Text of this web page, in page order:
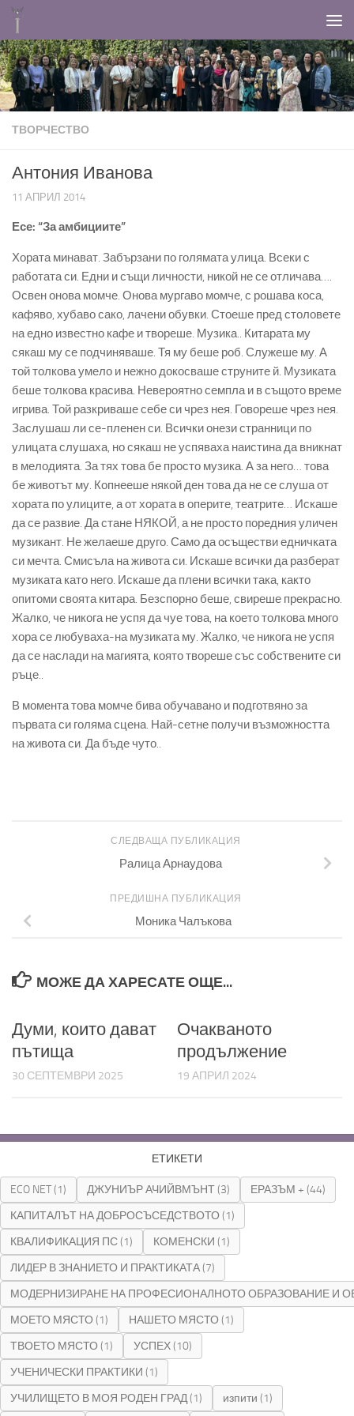
ТВОРЧЕСТВО
Антония Иванова
11 АПРИЛ 2014
Есе: “За амбициите”
Хората минават. Забързани по голямата улица. Всеки с
работата си. Едни и същи личности, никой не се отличава….
Освен онова момче. Онова мургаво момче, с рошава коса,
кафяво, хубаво сако, лачени обувки. Стоеше пред столовете
на едно известно кафе и твореше. Музика.. Китарата му
сякаш му се подчиняваше. Тя му беше роб. Служеше му. А
той толкова умело и нежно докосваше струните й. Музиката
беше толкова красива. Невероятно семпла и в същото време
игрива. Той разкриваше себе си чрез нея. Говореше чрез нея.
Заслушаш ли се-пленен си. Всички онези странници по
улицата слушаха, но сякаш не успяваха наистина да вникнат
в мелодията. За тях това бе просто музика. А за него… това
бе животът му. Копнееше някой ден това да не се слуша от
хората по улиците, а от хората в оперите, театрите… Искаше
да се развие. Да стане НЯКОЙ, а не просто поредния уличен
музикант. Не желаеше друго. Само да осъществи едничката
си мечта. Смисъла на живота си. Искаше всички да разберат
музиката като него. Искаше да плени всички така, както
опитоми своята китара. Безспорно беше, свиреше прекрасно.
Жалко, че никога не успя да чуе това, на което толкова много
хора се любуваха-на музиката му. Жалко, че никога не успя
да се наслади на магията, която твореше със собствените си
ръце..
В момента това момче бива обучавано и подготвяно за
първата си голяма сцена. Най-сетне получи възможността
на живота си. Да бъде чуто..
СЛЕДВАЩА ПУБЛИКАЦИЯ
Ралица Арнаудова
ПРЕДИШНА ПУБЛИКАЦИЯ
Моника Чалъкова
МОЖЕ ДА ХАРЕСАТЕ ОЩЕ...
Думи, които дават
пътища
30 СЕПТЕМВРИ 2025
Очакваното
продължение
19 АПРИЛ 2024
ЕТИКЕТИ
ECO NET(1) ДЖУНИЪР АЧИЙВМЪНТ(3) ЕРАЗЪМ + (44)
КАПИТАЛЪТ НА ДОБРОСЪСЕДСТВОТО (1)
КВАЛИФИКАЦИЯ ПС(1) КОМЕНСКИ (1)
ЛИДЕР В ЗНАНИЕТО И ПРАКТИКАТА(7)
МОДЕРНИЗИРАНЕ НА ПРОФЕСИОНАЛНОТО ОБРАЗОВАНИЕ И
МОЕТО МЯСТО (1) НАШЕТО МЯСТО (1)
ТВОЕТО МЯСТО (1) УСПЕХ(10)
УЧЕНИЧЕСКИ ПРАКТИКИ (1)
УЧИЛИЩЕТО В МОЯ РОДЕН ГРАД(1) изпити (1)